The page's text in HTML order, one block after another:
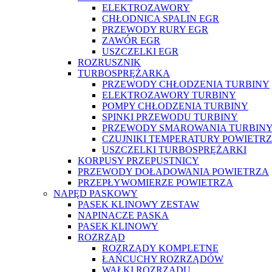
ELEKTROZAWORY
CHŁODNICA SPALIN EGR
PRZEWODY RURY EGR
ZAWÓR EGR
USZCZELKI EGR
ROZRUSZNIK
TURBOSPRĘŻARKA
PRZEWODY CHŁODZENIA TURBINY
ELEKTROZAWORY TURBINY
POMPY CHŁODZENIA TURBINY
SPINKI PRZEWODU TURBINY
PRZEWODY SMAROWANIA
CZUJNIKI TEMPERATURY
USZCZELKI TURBOSPRĘŻARKI
KORPUSY PRZEPUSTNICY
PRZEWODY DOŁADOWANIA POWIETRZA
PRZEPŁYWOMIERZE POWIETRZA
NAPĘD PASKOWY
PASEK KLINOWY ZESTAW
NAPINACZE PASKA
PASEK KLINOWY
ROZRZĄD
ROZRZĄDY KOMPLETNE
ŁAŃCUCHY ROZRZĄDÓW
WAŁKI ROZRZĄDU